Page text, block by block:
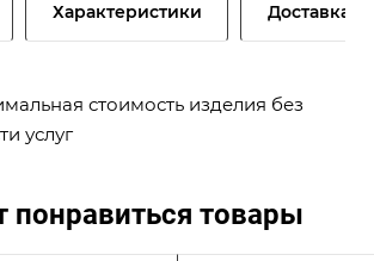
Характеристики Доставка и
стоимость изделия без
услуг
понравиться товары